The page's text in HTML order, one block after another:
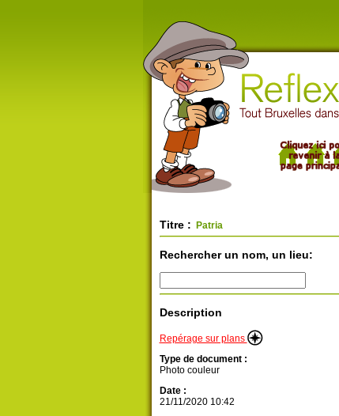
Titre : Patria
Rechercher un nom, un lieu:
Description
Repérage sur plans
Type de document :
Photo couleur
Date :
21/11/2020 10:42